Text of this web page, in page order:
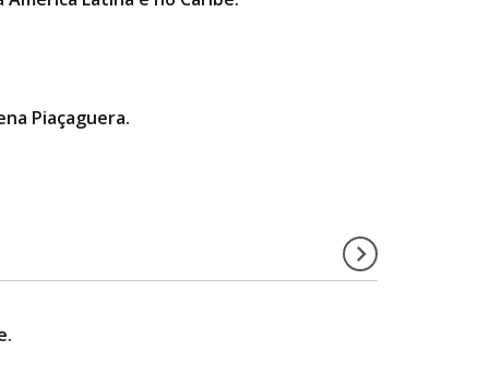
Piaçaguera.